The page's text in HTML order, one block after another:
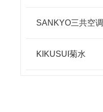
SANKYO三共空调
KIKUSUI菊水